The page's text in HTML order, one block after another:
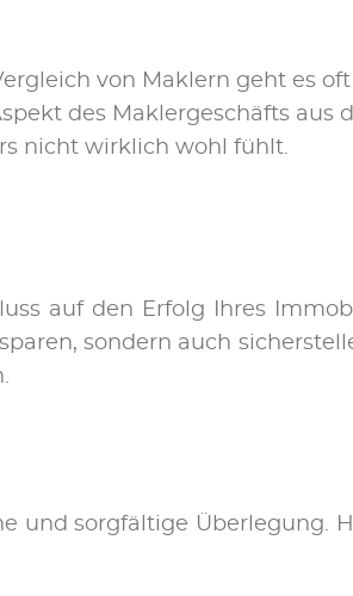
von Mak­lern geht es
des Mak­ler­ge­schäfts aus
nicht wirk­lich wohl fühlt.
auf den Er­folg Ih­res
son­dern auch
und sorg­fäl­ti­ge Über­le­gung.